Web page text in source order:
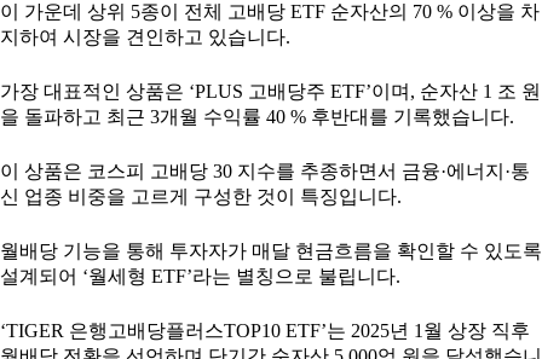
이 가운데 상위 5종이 전체 고배당 ETF 순자산의 70 % 이상을 차
지하여 시장을 견인하고 있습니다.
가장 대표적인 상품은 ‘PLUS 고배당주 ETF’이며, 순자산 1 조 원
을 돌파하고 최근 3개월 수익률 40 % 후반대를 기록했습니다.
이 상품은 코스피 고배당 30 지수를 추종하면서 금융·에너지·통
신 업종 비중을 고르게 구성한 것이 특징입니다.
월배당 기능을 통해 투자자가 매달 현금흐름을 확인할 수 있도록
설계되어 ‘월세형 ETF’라는 별칭으로 불립니다.
‘TIGER 은행고배당플러스TOP10 ETF’는 2025년 1월 상장 직후